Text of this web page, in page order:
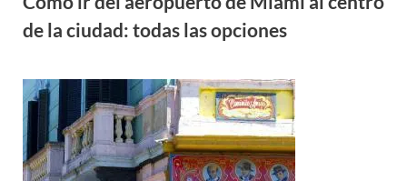
de la ciudad: todas las opciones